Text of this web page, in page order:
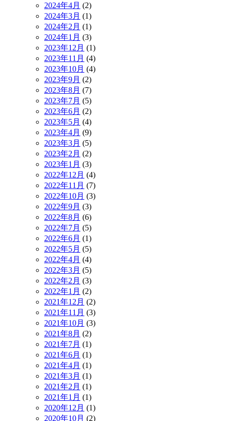
2024年4月 (2)
2024年3月 (1)
2024年2月 (1)
2024年1月 (3)
2023年12月 (1)
2023年11月 (4)
2023年10月 (4)
2023年9月 (2)
2023年8月 (7)
2023年7月 (5)
2023年6月 (2)
2023年5月 (4)
2023年4月 (9)
2023年3月 (5)
2023年2月 (2)
2023年1月 (3)
2022年12月 (4)
2022年11月 (7)
2022年10月 (3)
2022年9月 (3)
2022年8月 (6)
2022年7月 (5)
2022年6月 (1)
2022年5月 (5)
2022年4月 (4)
2022年3月 (5)
2022年2月 (3)
2022年1月 (2)
2021年12月 (2)
2021年11月 (3)
2021年10月 (3)
2021年8月 (2)
2021年7月 (1)
2021年6月 (1)
2021年4月 (1)
2021年3月 (1)
2021年2月 (1)
2021年1月 (1)
2020年12月 (1)
2020年10月 (2)